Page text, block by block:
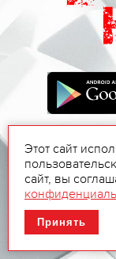
Этот сайт
сайт, вы
Принять